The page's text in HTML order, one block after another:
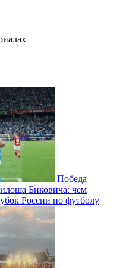
Победа
Биковича: чем
России по футболу